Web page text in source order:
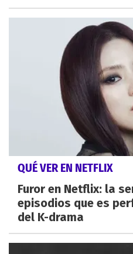
QUÉ VER EN NETFLIX
Furor en Netflix: la
episodios que es
del K-drama